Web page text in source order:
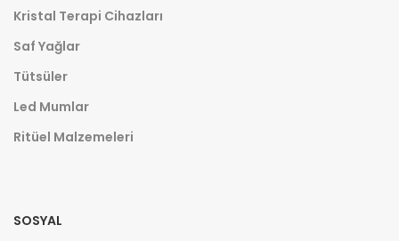
Kristal Terapi Cihazları
Saf Yağlar
Tütsüler
Led Mumlar
Ritüel Malzemeleri
SOSYAL